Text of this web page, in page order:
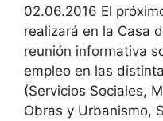
02.06.2016 El
realizará en la Casa
reunión informativa
empleo en las
(Servicios Sociales,
Obras y Urbanismo,